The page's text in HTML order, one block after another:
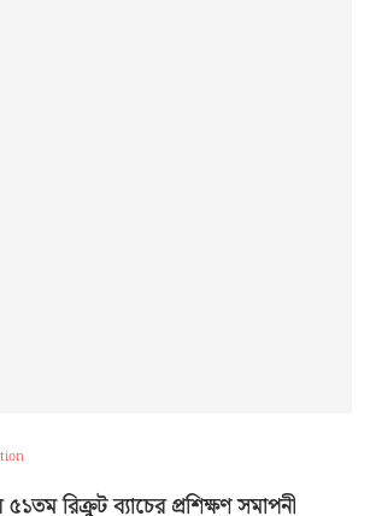
রিক্রুট ব্যাচের প্রশিক্ষণ সমাপনী